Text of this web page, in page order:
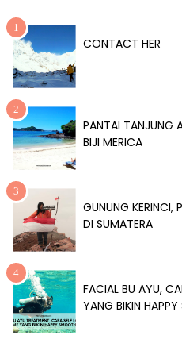
CONTACT HER
PANTAI TANJUNG
BIJI MERICA
GUNUNG KERINCI,
DI SUMATERA
FACIAL BU AYU,
YANG BIKIN